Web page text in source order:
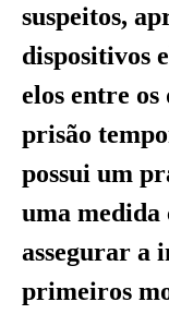
suspeitos,
dispositivos
elos entre
prisão
possui um
uma medida
assegurar a
primeiros